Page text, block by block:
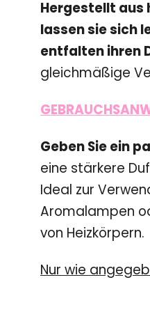
Hergestellt
lassen sie sich
entfalten ihren
gleichmäßige
Geben Sie ein
eine stärkere
Ideal zur
Aromalampen
von Heizkörpern.
Nur wie